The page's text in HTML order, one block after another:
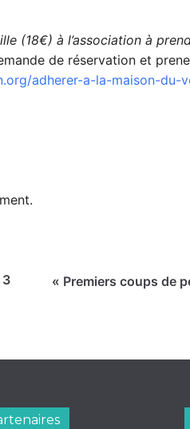
(18€) à l’association à
de réservation et
adherer-a-la-maison-du-
3
« Premiers coups de